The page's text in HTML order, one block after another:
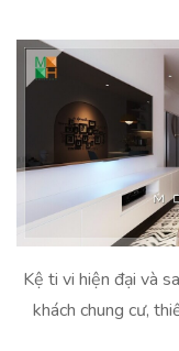
Kệ ti vi hiện đại và
khách chung cư,